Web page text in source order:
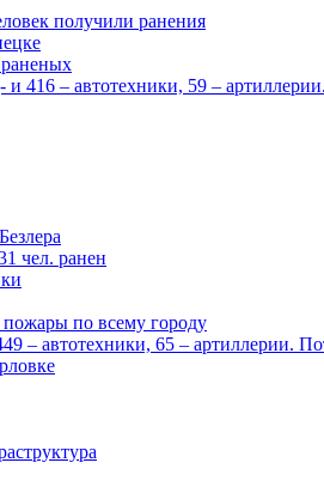
получили ранения
раненых
416 – автотехники, 59 –
чел. ранен
пожары по всему городу
– автотехники, 65 – артиллерии.